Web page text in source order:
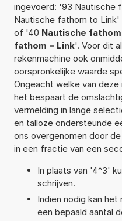
ingevoerd: '93 Nautische
Nautische fathom to
of '40 Nautische fathom
fathom = Link'. Voor dit
rekenmachine ook
oorspronkelijke waarde
Ongeacht welke van deze
het bespaart de
vermelding in lange
en talloze ondersteunde
ons overgenomen door
in een fractie van een
In plaats van '4^3'
schrijven.
Indien nodig kan
een bepaald aantal